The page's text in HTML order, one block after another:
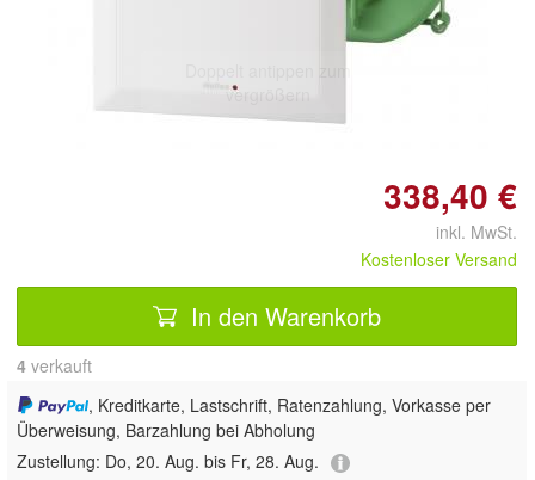
vergrößern
338,40 €
inkl. MwSt.
Kostenloser Versand
In den Warenkorb
4 verkauft
, Kreditkarte, Lastschrift, Ratenzahlung, Vorkasse per
Überweisung, Barzahlung bei Abholung
Zustellung: Do, 20. Aug. bis Fr, 28. Aug.